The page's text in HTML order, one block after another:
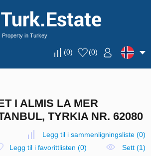
Property in Turkey
(0) (0)
I ALMIS LA MER
TYRKIA NR. 62080
Legg til i sammenligningsliste(0)
Legg til i favorittlisten (0)
Sett (1)